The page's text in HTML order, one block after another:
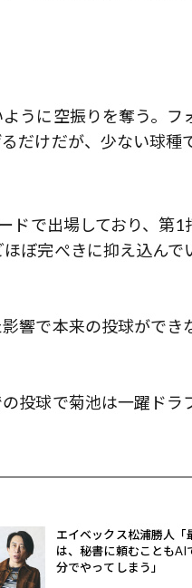
うに空振りを奪う。フ
だけだが、少ない球種
ドで出場しており、第1
ぼ完ぺきに抑え込んで
響で本来の投球ができ
投球で菊池は一躍ドラ
エイベックス松浦勝人「
は、秘書に頼むこともAI
分でやってしまう」